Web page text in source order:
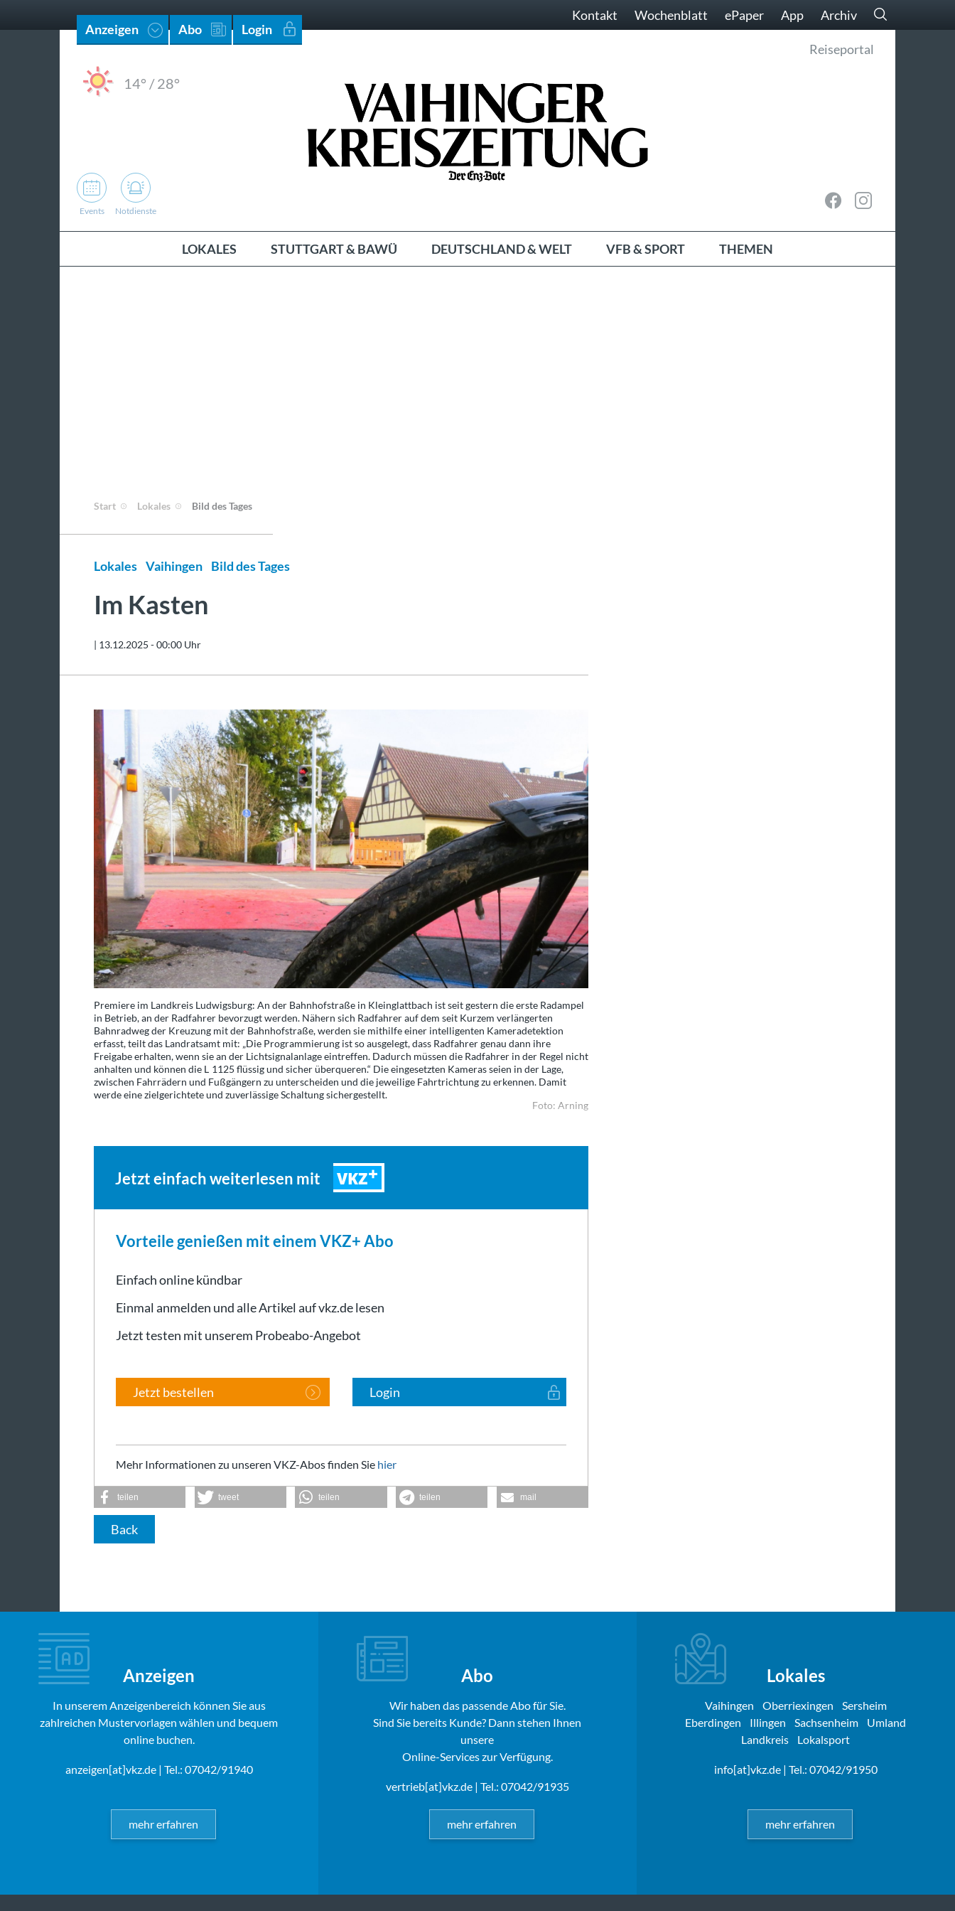
Anzeigen Abo Login
Kontakt Wochenblatt ePaper App Archiv
14° /28°
Reiseportal
Events Notdienste
LOKALES STUTTGART & BAWÜ DEUTSCHLAND & WELT VFB & SPORT THEMEN
Start Lokales Bild des Tages
Lokales Vaihingen Bild des Tages
Im Kasten
| 13.12.2025 - 00:00 Uhr
Premiere im Landkreis Ludwigsburg: An der Bahnhofstraße in Kleinglattbach ist seit gestern die erste Radampel
in Betrieb, an der Radfahrer bevorzugt werden. Nähern sich Radfahrer auf dem seit Kurzem verlängerten
Bahnradweg der Kreuzung mit der Bahnhofstraße, werden sie mithilfe einer intelligenten Kameradetektion
erfasst, teilt das Landratsamt mit: „Die Programmierung ist so ausgelegt, dass Radfahrer genau dann ihre
Freigabe erhalten, wenn sie an der Lichtsignalanlage eintreffen. Dadurch müssen die Radfahrer in der Regel nicht
anhalten und können die L 1125 flüssig und sicher überqueren.“ Die eingesetzten Kameras seien in der Lage,
zwischen Fahrrädern und Fußgängern zu unterscheiden und die jeweilige Fahrtrichtung zu erkennen. Damit
werde eine zielgerichtete und zuverlässige Schaltung sichergestellt.
Foto: Arning
Jetzt einfach weiterlesen mit VKZ
Vorteile genießen mit einem VKZ+ Abo
Einfach online kündbar
Einmal anmelden und alle Artikel auf vkz.de lesen
Jetzt testen mit unserem Probeabo-Angebot
Jetzt bestellen Login
Mehr Informationen zu unseren VKZ-Abos finden Sie hier
teilen tweet teilen teilen mail
Back
Anzeigen
In unserem Anzeigenbereich können Sie aus
zahlreichen Mustervorlagen wählen und bequem
online buchen.
anzeigen[at]vkz.de| Tel.: 07042/91940
mehr erfahren
Abo
Wir haben das passende Abo für Sie.
Sind Sie bereits Kunde? Dann stehen Ihnen
unsere
Online-Services zur Verfügung.
vertrieb[at]vkz.de| Tel.: 07042/91935
mehr erfahren
Lokales
Vaihingen Oberriexingen
Sersheim
Eberdingen
Illingen Sachsenheim
Umland
Landkreis
Lokalsport
info[at]vkz.de| Tel.: 07042/91950
mehr erfahren